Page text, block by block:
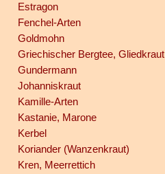
Estragon
Fenchel-Arten
Goldmohn
Griechischer Bergtee, Gliedkraut
Gundermann
Johanniskraut
Kamille-Arten
Kastanie, Marone
Kerbel
Koriander (Wanzenkraut)
Kren, Meerrettich